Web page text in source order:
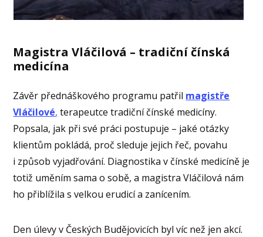
Magistra Vláčilová – tradiční čínská
medicína
Závěr přednáškového programu patřil magistře
Vláčilové, terapeutce tradiční čínské medicíny.
Popsala, jak při své práci postupuje – jaké otázky
klientům pokládá, proč sleduje jejich řeč, povahu
i způsob vyjadřování. Diagnostika v čínské medicíně je
totiž uměním sama o sobě, a magistra Vláčilová nám
ho přiblížila s velkou erudicí a zanícením.
Den úlevy v Českých Budějovicích byl víc než jen akcí.